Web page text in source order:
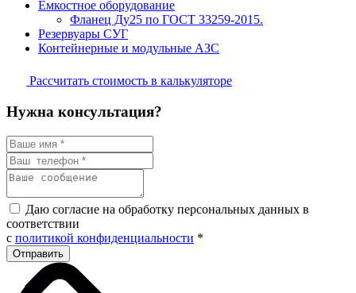
Емкостное оборудование
Фланец Ду25 по ГОСТ 33259-2015.
Резервуары СУГ
Контейнерные и модульные АЗС
Рассчитать стоимость в калькуляторе
Нужна консультация?
Даю согласие на обработку персональных данных в
соответствии
с политикой конфиденциальности *